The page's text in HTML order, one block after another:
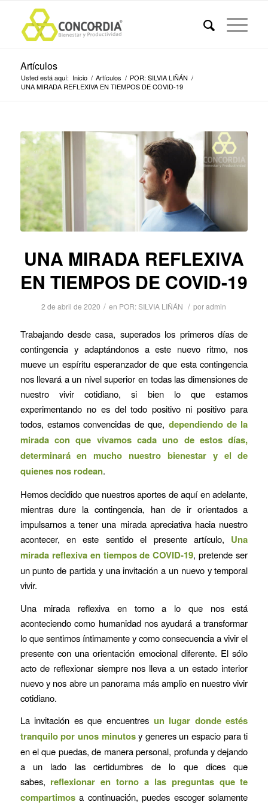
Artículos
Usted está aquí: Inicio / Artículos / POR: SILVIA LIÑÁN /
UNA MIRADA REFLEXIVA EN TIEMPOS DE COVID-19
UNA MIRADA REFLEXIVA
EN TIEMPOS DE COVID-19
2 de abril de 2020 / en POR: SILVIA LIÑÁN / poradmin
Trabajando desde casa, superados los primeros días de
contingencia y adaptándonos a este nuevo ritmo, nos
mueve un espíritu esperanzador de que esta contingencia
nos llevará a un nivel superior en todas las dimensiones de
nuestro vivir cotidiano, si bien lo que estamos
experimentando no es del todo positivo ni positivo para
todos, estamos convencidas de que, dependiendo de la
mirada con que vivamos cada uno de estos días,
determinará en mucho nuestro bienestar y el de
quienes nos rodean.
Hemos decidido que nuestros aportes de aquí en adelante,
mientras dure la contingencia, han de ir orientados a
impulsarnos a tener una mirada apreciativa hacia nuestro
acontecer, en este sentido el presente artículo, Una
mirada reflexiva en tiempos de COVID-19, pretende ser
un punto de partida y una invitación a un nuevo y temporal
vivir.
Una mirada reflexiva en torno a lo que nos está
aconteciendo como humanidad nos ayudará a transformar
lo que sentimos íntimamente y como consecuencia a vivir el
presente con una orientación emocional diferente. El sólo
acto de reflexionar siempre nos lleva a un estado interior
nuevo y nos abre un panorama más amplio en nuestro vivir
cotidiano.
La invitación es que encuentres un lugar donde estés
tranquilo por unos minutosy generes un espacio para ti
en el que puedas, de manera personal, profunda y dejando
a un lado las certidumbres de lo que dices que
sabes, reflexionar en torno a las preguntas que te
compartimosa continuación, puedes escoger solamente